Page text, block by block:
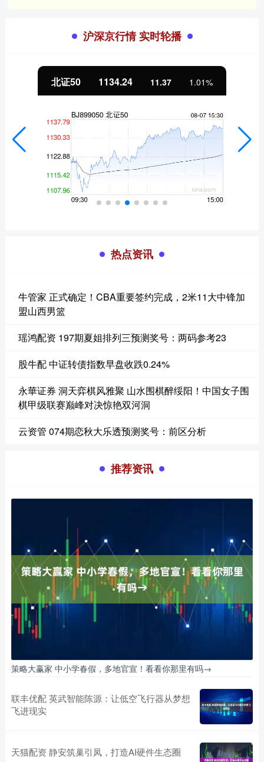
沪深京行情 实时轮播
北证50 1134.24 11.37 1.01%
热点资讯
牛管家 正式确定！CBA重要签约完成，2米11大中锋加
盟山西男篮
瑶鸿配资 197期夏姐排列三预测奖号：两码参考23
股牛配 中证转债指数早盘收跌0.24%
永華证券 洞天弈棋风雅聚 山水围棋醉绥阳！中国女子围
棋甲级联赛巅峰对决惊艳双河洞
云资管 074期恋秋大乐透预测奖号：前区分析
推荐资讯
策略大赢家 中小学春假，多地官宣！看看你那里有吗→
联丰优配 英武智能陈源：让低空飞行器从梦想
飞进现实
天猫配资 静安筑巢引凤，打造AI硬件生态圈